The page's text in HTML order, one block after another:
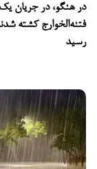
فتنه‌الخوارج کشته
رسید